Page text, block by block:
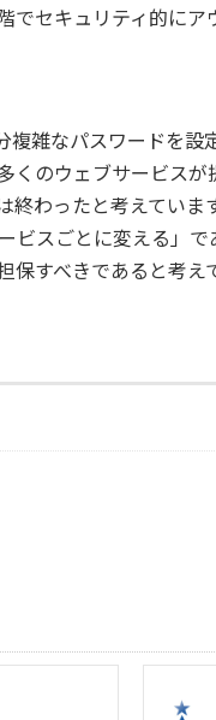
セキュリティ的にア
複雑なパスワードを
くのウェブサービス
わったと考えていま
スごとに変える」で
すべきであると考え